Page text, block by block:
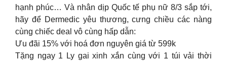
hạnh phúc… Và nhân dịp Quốc tế phụ nữ 8/3 sắp tới,
hãy để Dermedic yêu thương, cưng chiều các nàng
cùng chiếc deal vô cùng hấp dẫn:
Ưu đãi 15% với hoá đơn nguyên giá từ 599k
Tặng ngay 1 Ly gai xinh xắn cùng với 1 túi vải thời